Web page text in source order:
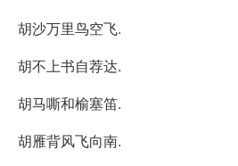
胡沙万里鸟空飞.
胡不上书自荐达.
胡马嘶和榆塞笛.
胡雁背风飞向南.